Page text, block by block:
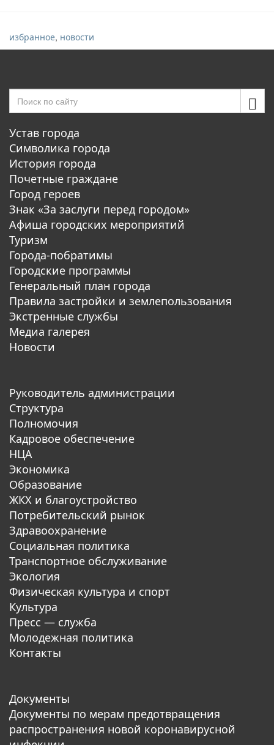
избранное, новости
Устав города
Символика города
История города
Почетные граждане
Город героев
Знак «За заслуги перед городом»
Афиша городских мероприятий
Туризм
Города-побратимы
Городские программы
Генеральный план города
Правила застройки и землепользования
Экстренные службы
Медиа галерея
Новости
Руководитель администрации
Структура
Полномочия
Кадровое обеспечение
НЦА
Экономика
Образование
ЖКХ и благоустройство
Потребительский рынок
Здравоохранение
Социальная политика
Транспортное обслуживание
Экология
Физическая культура и спорт
Культура
Пресс — служба
Молодежная политика
Контакты
Документы
Документы по мерам предотвращения
распространения новой коронавирусной